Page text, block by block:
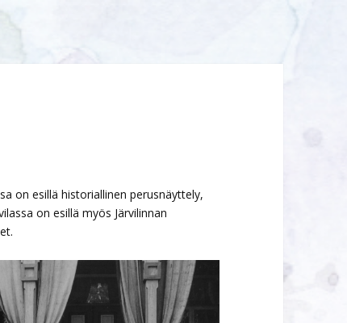
on esillä historiallinen perusnäyttely,
on esillä myös Järvilinnan